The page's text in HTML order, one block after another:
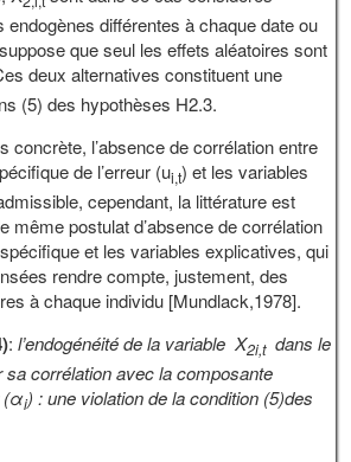
différentes à chaque date ou
que seul les effets aléatoires sont
deux alternatives constituent une
(5) des hypothèses H2.3.
concrète, l’absence de corrélation entre
de l’erreur (ui,t) et les variables
cependant, la littérature est
même postulat d’absence de corrélation
et les variables explicatives, qui
rendre compte, justement, des
à chaque individu [Mundlack,1978].
:l’endogénéité de la variableX2i,t dans le
corrélation avec la composante
(αi) :une violation de la condition (5)des